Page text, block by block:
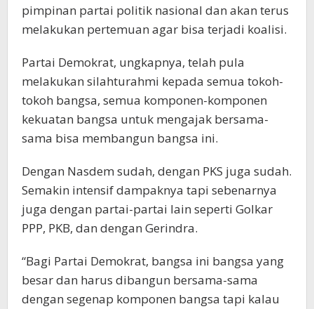
pimpinan partai politik nasional dan akan terus
melakukan pertemuan agar bisa terjadi koalisi.
Partai Demokrat, ungkapnya, telah pula
melakukan silahturahmi kepada semua tokoh-
tokoh bangsa, semua komponen-komponen
kekuatan bangsa untuk mengajak bersama-
sama bisa membangun bangsa ini.
Dengan Nasdem sudah, dengan PKS juga sudah.
Semakin intensif dampaknya tapi sebenarnya
juga dengan partai-partai lain seperti Golkar
PPP, PKB, dan dengan Gerindra.
“Bagi Partai Demokrat, bangsa ini bangsa yang
besar dan harus dibangun bersama-sama
dengan segenap komponen bangsa tapi kalau